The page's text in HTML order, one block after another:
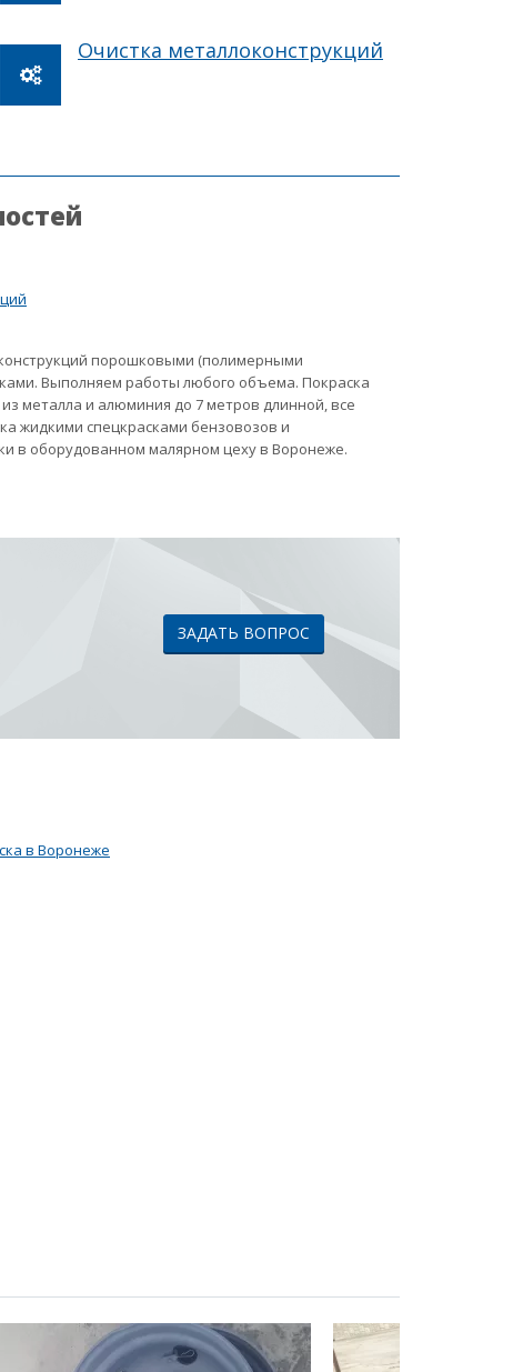
Очистка металлоконструкций
порошковыми (полимерными
Выполняем работы любого объема. Покраска
металла и алюминия до 7 метров длинной, все
жидкими спецкрасками бензовозов и
в оборудованном малярном цеху в Воронеже.
ЗАДАТЬ ВОПРОС
в Воронеже